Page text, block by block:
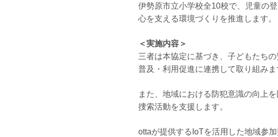
伊勢原市立小学校全10校で、児童の
心を支える環境づくりを推進します。
＜実施内容＞
三者は本協定に基づき、子どもたち
普及・利用促進に連携して取り組みま
また、地域における防犯意識の向上
捜索活動を支援します。
ottaが提供するIoTを活用した地域参